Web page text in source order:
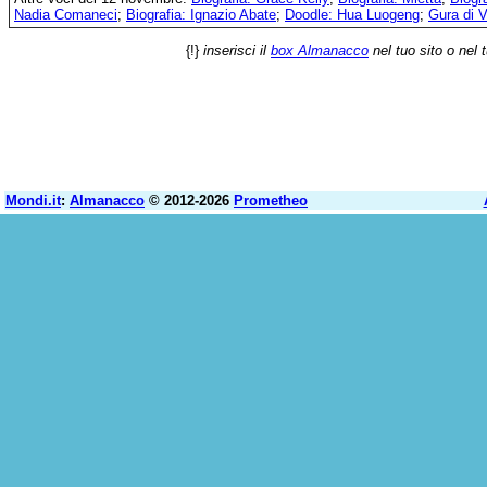
Nadia Comaneci; Biografia: Ignazio Abate; Doodle: Hua Luogeng; Gura di
{!} inserisci il box Almanacco nel tuo sito o nel
Mondi.it: Almanacco © 2012-2026 Prometheo